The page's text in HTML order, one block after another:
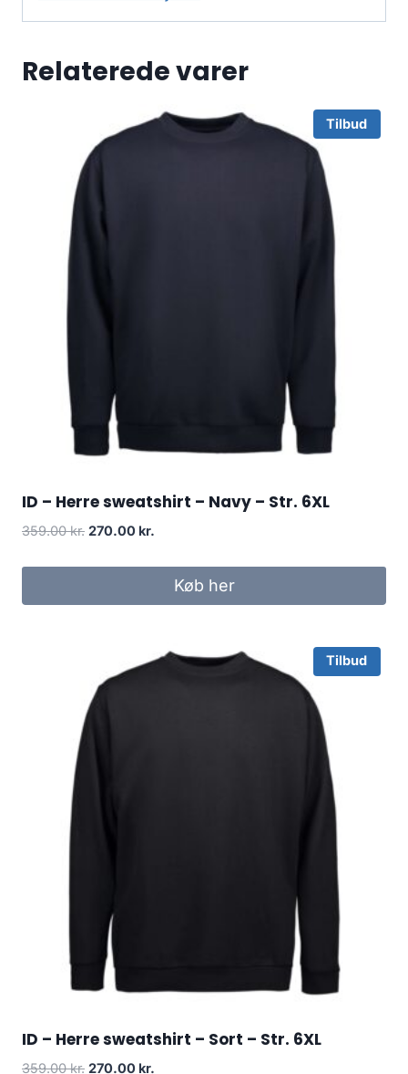
Relaterede varer
Tilbud
ID – Herre sweatshirt – Navy – Str. 6XL
359.00kr. Original
was:
270.00 kr.
is:
270.00 kr..
Køb her
Tilbud
ID – Herre sweatshirt – Sort – Str. 6XL
359.00kr. Original
270.00 kr.